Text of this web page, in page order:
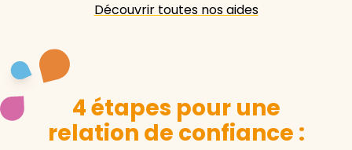
Découvrir toutes nos aides
4 étapes pour une
relation de confiance :